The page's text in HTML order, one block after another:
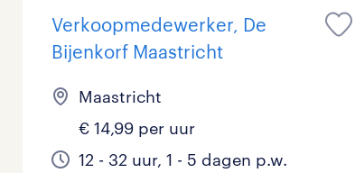
je werken?
Beveiliging 0
Geen 0
je werken?
9 - 16 uur 1
zou jij willen?
Tijdelijk 1
Verkoopmedewerker, De
Bijenkorf Maastricht
Maastricht
€ 14,99 per uur
12 - 32 uur, 1 - 5 dagen p.w.